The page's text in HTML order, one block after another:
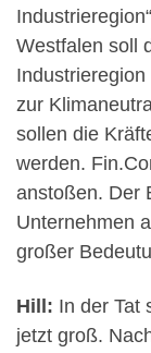
Westfalen soll
zur
sollen die
werden.
anstoßen. Der
Unternehmen
großer
Hill: In der Tat
jetzt groß.